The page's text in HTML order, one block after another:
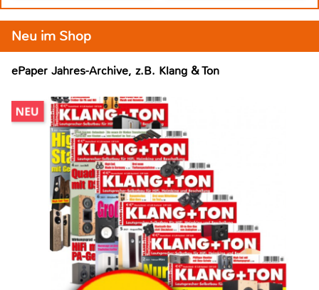
Neu im Shop
ePaper Jahres-Archive, z.B. Klang & Ton